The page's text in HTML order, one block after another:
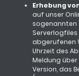
Erhebung
auf unser
sogenannten
abgerufenen
Uhrzeit des
Meldung
Version, das